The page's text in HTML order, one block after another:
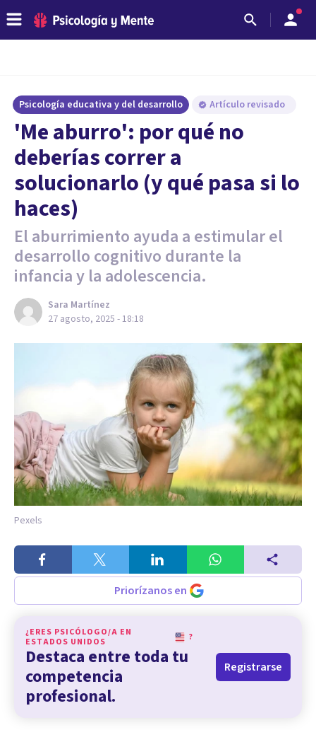
Psicología educativa y del desarrollo Artículo revisado
'Me aburro': por qué no
deberías correr a
solucionarlo (y qué pasa si lo
haces)
El aburrimiento ayuda a estimular el
desarrollo cognitivo durante la
infancia y la adolescencia.
Sara Martínez
27 agosto, 2025 - 18:18
Pexels
Priorízanos en
¿ERES PSICÓLOGO/A EN
ESTADOS UNIDOS
?
Destaca entre toda tu
competencia
profesional.
Registrarse